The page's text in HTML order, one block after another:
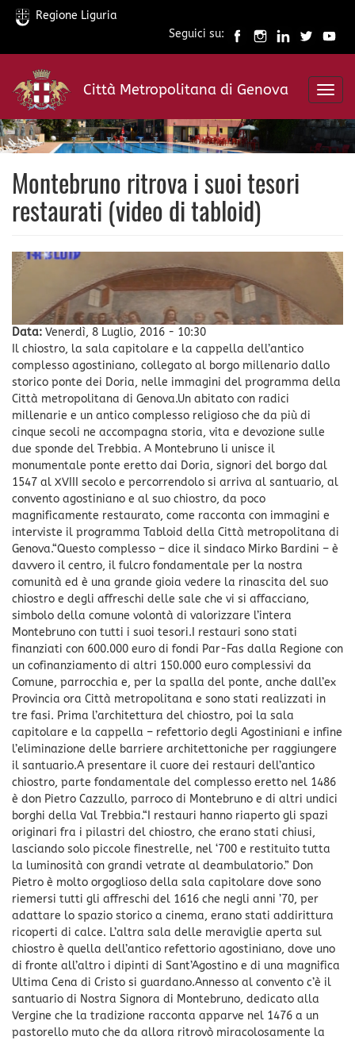
Salta
contenuto
principale
Regione Liguria
Seguici su:
Città Metropolitana di Genova
Montebruno ritrova i suoi tesori
restaurati (video di tabloid)
Data: Venerdì, 8 Luglio, 2016 - 10:30
Il chiostro, la sala capitolare e la cappella dell’antico
complesso agostiniano, collegato al borgo millenario dallo
storico ponte dei Doria, nelle immagini del programma della
Città metropolitana di Genova.Un abitato con radici
millenarie e un antico complesso religioso che da più di
cinque secoli ne accompagna storia, vita e devozione sulle
due sponde del Trebbia. A Montebruno li unisce il
monumentale ponte eretto dai Doria, signori del borgo dal
1547 al XVIII secolo e percorrendolo si arriva al santuario, al
convento agostiniano e al suo chiostro, da poco
magnificamente restaurato, come racconta con immagini e
interviste il programma Tabloid della Città metropolitana di
Genova.“Questo complesso – dice il sindaco Mirko Bardini – è
davvero il centro, il fulcro fondamentale per la nostra
comunità ed è una grande gioia vedere la rinascita del suo
chiostro e degli affreschi delle sale che vi si affacciano,
simbolo della comune volontà di valorizzare l’intera
Montebruno con tutti i suoi tesori.I restauri sono stati
finanziati con 600.000 euro di fondi Par-Fas dalla Regione con
un cofinanziamento di altri 150.000 euro complessivi da
Comune, parrocchia e, per la spalla del ponte, anche dall’ex
Provincia ora Città metropolitana e sono stati realizzati in
tre fasi. Prima l’architettura del chiostro, poi la sala
capitolare e la cappella – refettorio degli Agostiniani e infine
l’eliminazione delle barriere architettoniche per raggiungere
il santuario.A presentare il cuore dei restauri dell’antico
chiostro, parte fondamentale del complesso eretto nel 1486
è don Pietro Cazzullo, parroco di Montebruno e di altri undici
borghi della Val Trebbia.“I restauri hanno riaperto gli spazi
originari fra i pilastri del chiostro, che erano stati chiusi,
lasciando solo piccole finestrelle, nel ‘700 e restituito tutta
la luminosità con grandi vetrate al deambulatorio.” Don
Pietro è molto orgoglioso della sala capitolare dove sono
riemersi tutti gli affreschi del 1616 che negli anni ’70, per
adattare lo spazio storico a cinema, erano stati addirittura
ricoperti di calce. L’altra sala delle meraviglie aperta sul
chiostro è quella dell’antico refettorio agostiniano, dove uno
di fronte all’altro i dipinti di Sant’Agostino e di una magnifica
Ultima Cena di Cristo si guardano.Annesso al convento c’è il
santuario di Nostra Signora di Montebruno, dedicato alla
Vergine che la tradizione racconta apparve nel 1476 a un
pastorello muto che da allora ritrovò miracolosamente la